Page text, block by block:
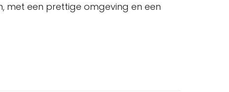
met een prettige omgeving en een